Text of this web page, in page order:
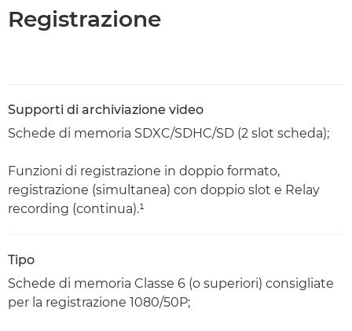
Registrazione
Supporti di archiviazione video
Schede di memoria SDXC/SDHC/SD (2 slot scheda);
Funzioni di registrazione in doppio formato,
registrazione (simultanea) con doppio slot e Relay
recording (continua).¹
Tipo
Schede di memoria Classe 6 (o superiori) consigliate
per la registrazione 1080/50P;